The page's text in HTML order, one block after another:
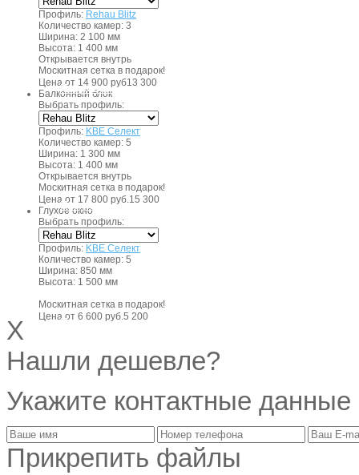
Профиль: Rehau Blitz
Количество камер: 3
Ширина: 2 100 мм
Высота: 1 400 мм
Открывается внутрь
Москитная сетка в подарок!
Цена от 14 900 руб13 300
Получить консультацию
Балконный блок
Выбрать профиль:
Профиль: KBE Селект
Количество камер: 5
Ширина: 1 300 мм
Высота: 1 400 мм
Открывается внутрь
Москитная сетка в подарок!
Цена от 17 800 руб.15 300
Получить консультацию
Глухое окно
Выбрать профиль:
Профиль: KBE Селект
Количество камер: 5
Ширина: 850 мм
Высота: 1 500 мм
Москитная сетка в подарок!
Цена от 6 600 руб.5 200
Получить консультацию
X
Нашли дешевле?
Укажите контактные
Прикрепить файлы